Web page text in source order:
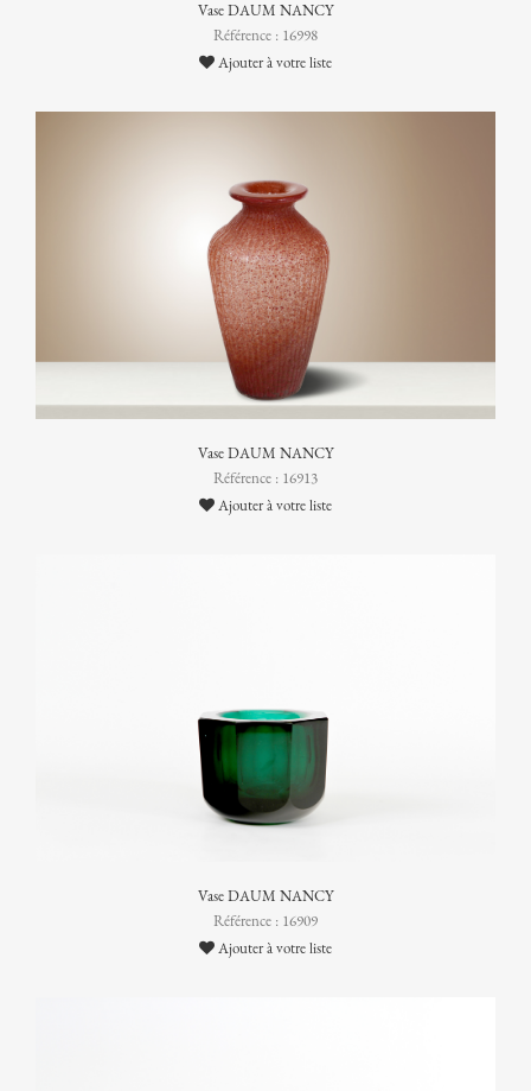
Vase DAUM NANCY
Référence : 16998
Ajouter à votre liste
Vase DAUM NANCY
Référence : 16913
Ajouter à votre liste
Vase DAUM NANCY
Référence : 16909
Ajouter à votre liste